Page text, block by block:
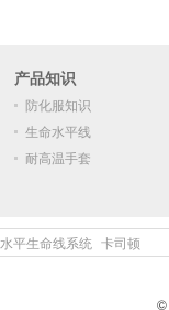
产品知识
防化服知识
生命水平线
耐高温手套
水平生命线系统 卡司顿
©